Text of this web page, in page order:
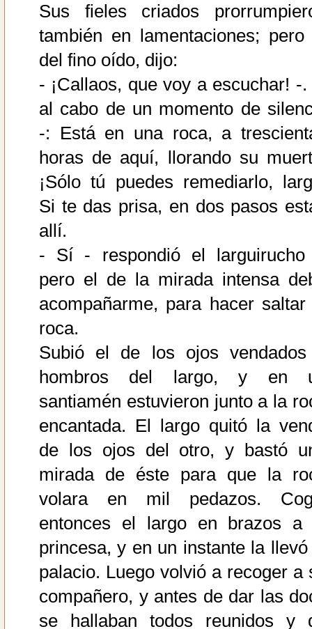
Sus fieles criados
también en lamentaciones; pero
del fino oído, dijo:
- ¡Callaos, que voy a escuchar! -.
al cabo de un momento de
-: Está en una roca, a
horas de aquí, llorando su
¡Sólo tú puedes remediarlo,
Si te das prisa, en dos pasos
allí.
- Sí - respondió el
pero el de la mirada intensa
acompañarme, para hacer saltar
roca.
Subió el de los ojos
hombros del largo, y en
santiamén estuvieron junto a la
encantada. El largo quitó la
de los ojos del otro, y bastó
mirada de éste para que la
volara en mil pedazos.
entonces el largo en brazos a
princesa, y en un instante la llevó
palacio. Luego volvió a recoger a
compañero, y antes de dar las
se hallaban todos reunidos y